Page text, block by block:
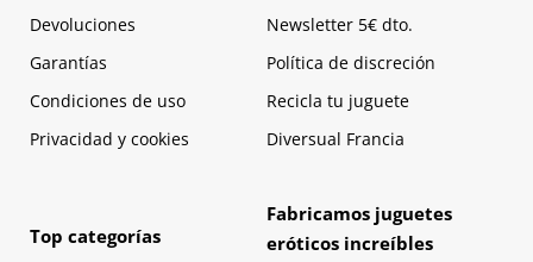
Devoluciones
Garantías
Condiciones de uso
Privacidad y cookies
Newsletter 5€ dto.
Política de discreción
Recicla tu juguete
Diversual Francia
Top categorías
Fabricamos juguetes
eróticos increíbles